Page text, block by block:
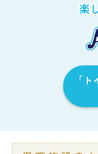
楽
「